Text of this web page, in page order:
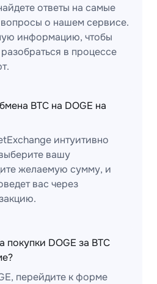
ответы на самые
о нашем сервисе.
информацию, чтобы
в процессе
BTC на DOGE на
интуитивно
вашу
желаемую сумму, и
вас через
покупки DOGE за BTC
перейдите к форме